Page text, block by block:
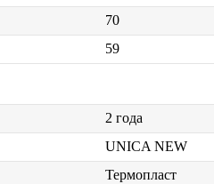
70
59
2 года
UNICA NEW
Термопласт